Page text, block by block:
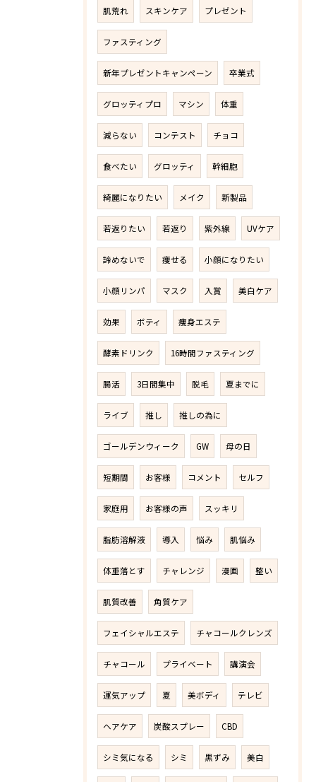
肌荒れ スキンケア プレゼント
ファスティング
新年プレゼントキャンペーン 卒業式
グロッティプロ マシン 体重
減らない コンテスト チョコ
食べたい グロッティ 幹細胞
綺麗になりたい メイク 新製品
若返りたい 若返り 紫外線 UVケア
諦めないで 痩せる 小顔になりたい
小顔リンパ マスク 入賞 美白ケア
効果 ボティ 痩身エステ
酵素ドリンク 16時間ファスティング
腸活 3日間集中 脱毛 夏までに
ライブ 推し 推しの為に
ゴールデンウィーク GW 母の日
短期間 お客様 コメント セルフ
家庭用 お客様の声 スッキリ
脂肪溶解液 導入 悩み 肌悩み
体重落とす チャレンジ 漫画 整い
肌質改善 角質ケア
フェイシャルエステ チャコールクレンズ
チャコール プライベート 講演会
運気アップ 夏 美ボディ テレビ
ヘアケア 炭酸スプレー CBD
シミ気になる シミ 黒ずみ 美白